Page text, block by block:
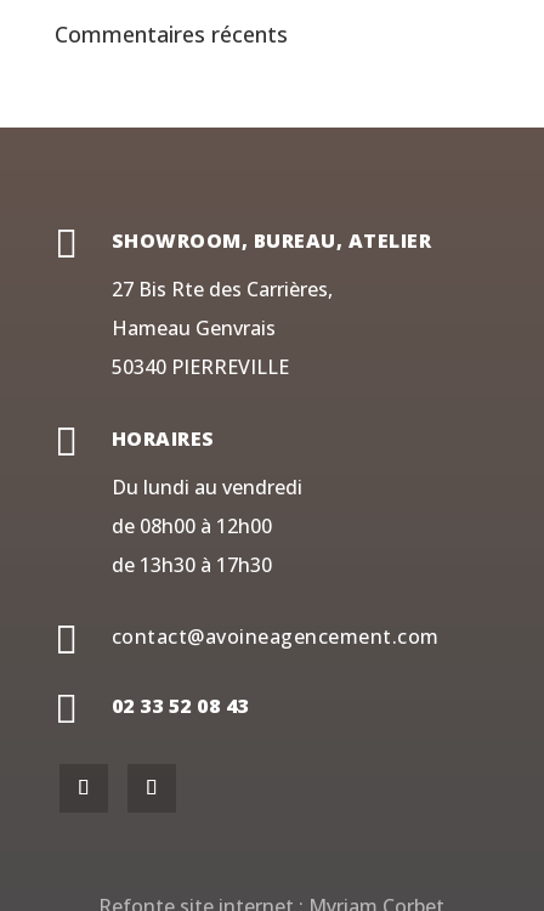
Commentaires récents

SHOWROOM, BUREAU, ATELIER
27 Bis Rte des Carrières,
Hameau Genvrais
50340 PIERREVILLE

HORAIRES
Du lundi au vendredi
de 08h00 à 12h00
de 13h30 à 17h30
 contact@avoineagencement.com
 02 33 52 08 43